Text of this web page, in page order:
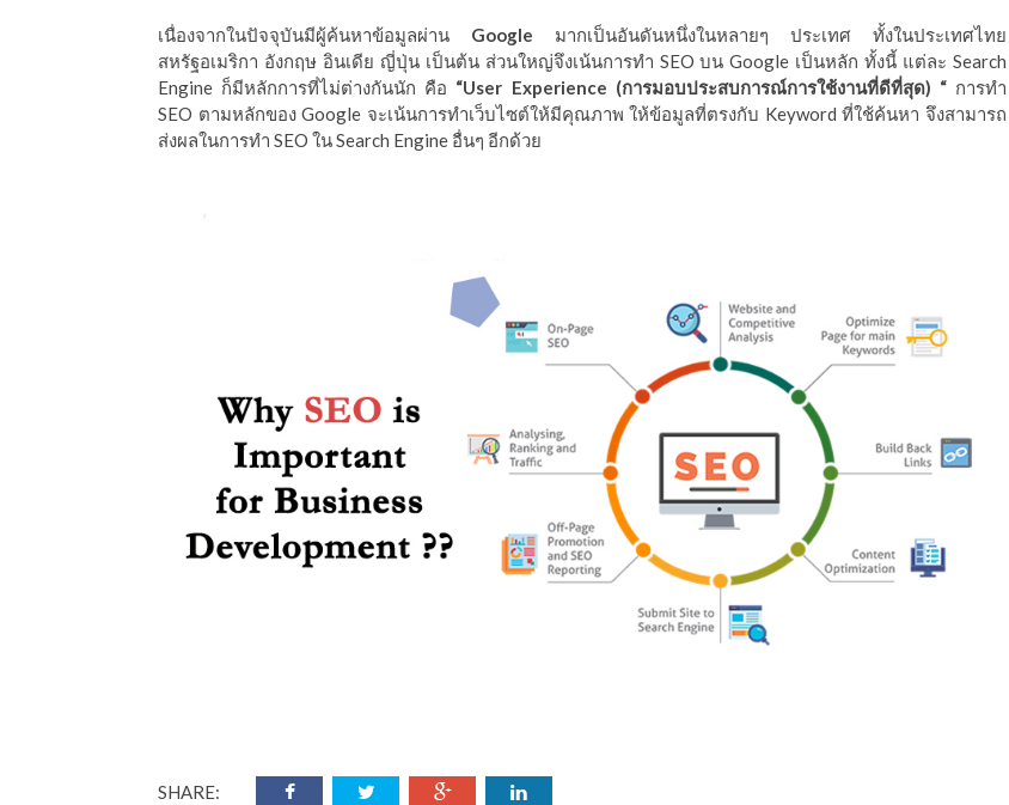
เนื่องจากในปัจจุบันมีผู้ค้นหาข้อมูลผ่าน Google มากเป็นอันดันหนึ่งในหลายๆ ประเทศ ทั้งในประเทศไทย
สหรัฐอเมริกา อังกฤษ อินเดีย ญี่ปุ่น เป็นต้น ส่วนใหญ่จึงเน้นการทำ SEO บน Google เป็นหลัก ทั้งนี้ แต่ละ Search
Engine ก็มีหลักการที่ไม่ต่างกันนัก คือ “User Experience (การมอบประสบการณ์การใช้งานที่ดีที่สุด) “การทำ
SEO ตามหลักของ Google จะเน้นการทำเว็บไซต์ให้มีคุณภาพ ให้ข้อมูลที่ตรงกับ Keyword ที่ใช้ค้นหา จึงสามารถ
ส่งผลในการทำ SEO ใน Search Engine อื่นๆ อีกด้วย
SHARE: